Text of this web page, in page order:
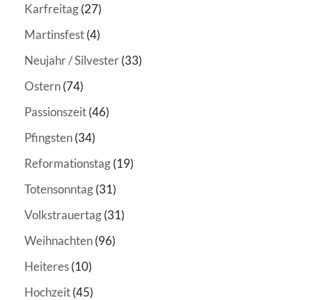
Karfreitag(27)
Martinsfest(4)
Neujahr / Silvester(33)
Ostern(74)
Passionszeit(46)
Pfingsten(34)
Reformationstag(19)
Totensonntag(31)
Volkstrauertag(31)
Weihnachten(96)
Heiteres(10)
Hochzeit(45)